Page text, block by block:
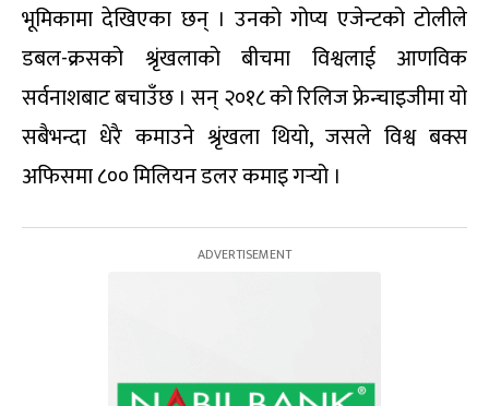
भूमिकामा देखिएका छन् । उनको गोप्य एजेन्टको टोलीले
डबल-क्रसको श्रृंखलाको बीचमा विश्वलाई आणविक
सर्वनाशबाट बचाउँछ । सन् २०१८ को रिलिज फ्रेन्चाइजीमा यो
सबैभन्दा धेरै कमाउने श्रृंखला थियो, जसले विश्व बक्स
अफिसमा ८०० मिलियन डलर कमाइ गर्‍यो ।